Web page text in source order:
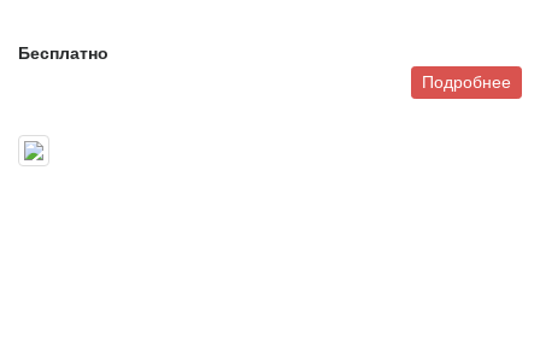
Бесплатно
Подробнее